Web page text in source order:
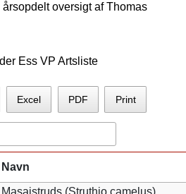
årsopdelt oversigt afThomas
Ess VP Artsliste
Excel PDF Print
Navn
Masaistruds (Struthio camelus)